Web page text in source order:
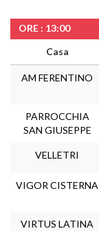
ORE : 13:00
Casa
AM FERENTINO
PARROCCHIA
SAN GIUSEPPE
VELLETRI
VIGOR CISTERNA
VIRTUS LATINA